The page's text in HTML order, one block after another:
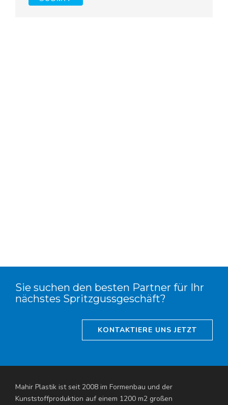
Sie suchen den besten Partner für Ihr
nächstes Spritzgussgeschäft?
KONTAKTIERE UNS JETZT
Mahir Plastik ist seit 2008 im Formenbau und der
Kunststoffproduktion auf einem 1200 m2 großen